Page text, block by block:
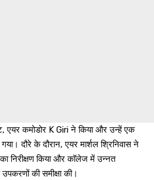
एयर कमोडोर K Giri ने किया और उन्हें एक
दौरे के दौरान, एयर मार्शल श्रिनिवास ने
का निरीक्षण किया और कॉलेज में उन्नत
की समीक्षा की।